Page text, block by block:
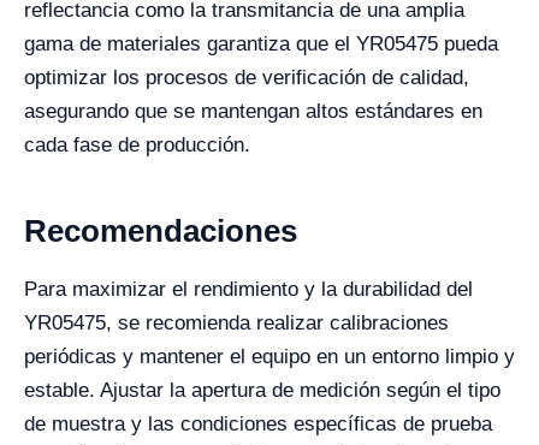
reflectancia como la transmitancia de una amplia
gama de materiales garantiza que el YR05475 pueda
optimizar los procesos de verificación de calidad,
asegurando que se mantengan altos estándares en
cada fase de producción.
Recomendaciones
Para maximizar el rendimiento y la durabilidad del
YR05475, se recomienda realizar calibraciones
periódicas y mantener el equipo en un entorno limpio y
estable. Ajustar la apertura de medición según el tipo
de muestra y las condiciones específicas de prueba